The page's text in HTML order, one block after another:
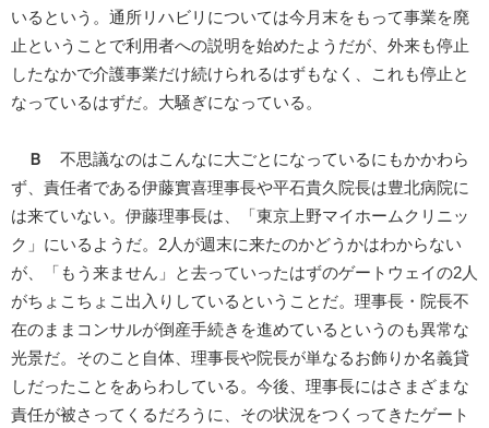
いるという。通所リハビリについては今月末をもって事業を廃
止ということで利用者への説明を始めたようだが、外来も停止
したなかで介護事業だけ続けられるはずもなく、これも停止と
なっているはずだ。大騒ぎになっている。
Ｂ
不思議なのはこんなに大ごとになっているにもかかわら
ず、責任者である伊藤實喜理事長や平石貴久院長は豊北病院に
は来ていない。伊藤理事長は、「東京上野マイホームクリニッ
ク」にいるようだ。2人が週末に来たのかどうかはわからない
が、「もう来ません」と去っていったはずのゲートウェイの2人
がちょこちょこ出入りしているということだ。理事長・院長不
在のままコンサルが倒産手続きを進めているというのも異常な
光景だ。そのこと自体、理事長や院長が単なるお飾りか名義貸
しだったことをあらわしている。今後、理事長にはさまざまな
責任が被さってくるだろうに、その状況をつくってきたゲート